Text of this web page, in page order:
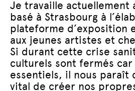
Je travaille actuellement
basé à Strasbourg à
plateforme d’exposition
aux jeunes artistes et
Si durant cette crise
culturels sont fermés
essentiels, il nous paraît
vital de créer nos